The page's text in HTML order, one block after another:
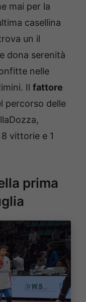
mai per la
casellina
un il
dona serenità
nelle
Il fattore
percorso delle
vittorie e 1
prima